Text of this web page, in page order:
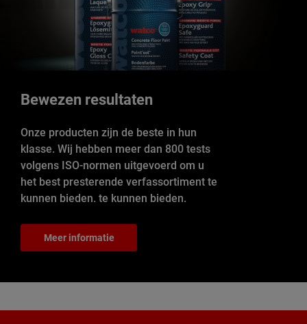
Bewezen resultaten
Onze producten zijn de beste in hun
klasse. Wij hebben meer dan 800 tests
volgens ISO-normen uitgevoerd om u
het best presterende verfassortiment te
kunnen bieden. te kunnen bieden.
Meer informatie